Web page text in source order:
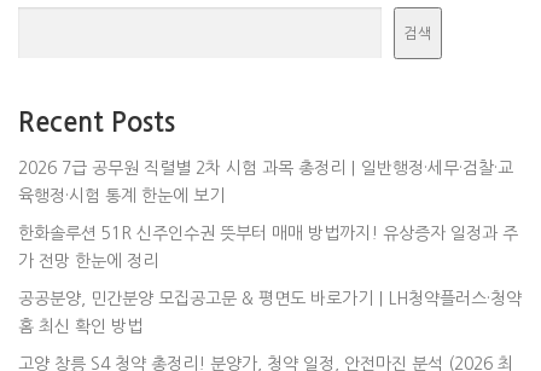
검색
Recent Posts
2026 7급 공무원 직렬별 2차 시험 과목 총정리｜일반행정·세무·검찰·교
육행정·시험 통계 한눈에 보기
한화솔루션 51R 신주인수권 뜻부터 매매 방법까지! 유상증자 일정과 주
가 전망 한눈에 정리
공공분양, 민간분양 모집공고문 & 평면도 바로가기｜LH청약플러스·청약
홈 최신 확인 방법
고양 창릉 S4 청약 총정리! 분양가, 청약 일정, 안전마진 분석 (2026 최